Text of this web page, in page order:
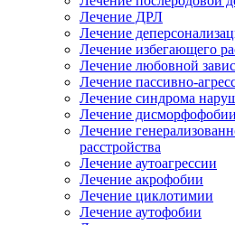
Лечение ДРЛ
Лечение
Лечение избегающего
Лечение любовной
Лечение пассивно-
Лечение синдрома
Лечение дисморфофобии
Лечение
расстройства
Лечение аутоагрессии
Лечение акрофобии
Лечение циклотимии
Лечение аутофобии